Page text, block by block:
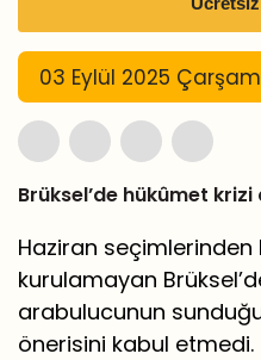
03 Eylül 2025
Brüksel’de hükûmet
Haziran
kurulamayan
arabulucunun
önerisini kabul etmedi.